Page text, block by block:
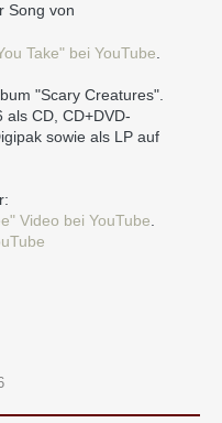
Song von
Take" bei YouTube
"Scary Creatures".
CD, CD+DVD-
sowie als LP auf
Video bei YouTube